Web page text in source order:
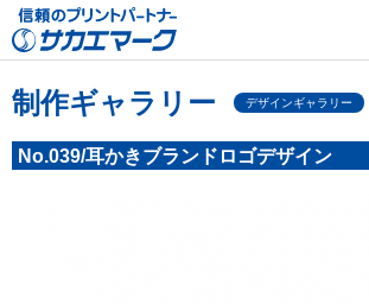
制作ギャラリー デザインギャラリー
No.039/耳かきブランドロゴデザイン